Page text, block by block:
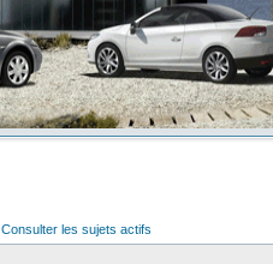
Consulter les sujets actifs